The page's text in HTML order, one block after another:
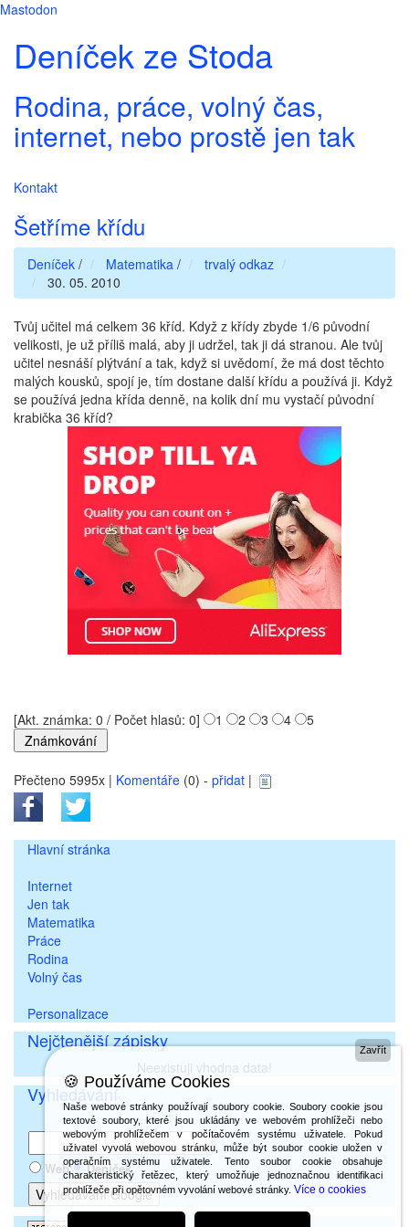
Mastodon
Deníček ze Stoda
Rodina, práce, volný čas,
internet, nebo prostě jen tak
Kontakt
Šetříme křídu
Deníček / Matematika /
trvalý odkaz
30. 05. 2010
Tvůj učitel má celkem 36 kříd. Když z křídy zbyde 1/6 původní
velikosti, je už příliš malá, aby ji udržel, tak ji dá stranou. Ale tvůj
učitel nesnáší plýtvání a tak, když si uvědomí, že má dost těchto
malých kousků, spojí je, tím dostane další křídu a používá ji. Když
se používá jedna křída denně, na kolik dní mu vystačí původní
krabička 36 kříd?
[Akt. známka: 0 / Počet hlasů: 0] 1 2 3 4 5
Přečteno 5995x | Komentáře (0) - přidat |
Hlavní stránka
Internet
Jen tak
Matematika
Práce
Rodina
Volný čas
Personalizace
Nejčtenější zápisky
Neexistuji vhodna data!
Vyhledávání
Web Deníček
Zavřít
🍪 Používáme Cookies
Naše webové stránky používají soubory cookie. Soubory cookie jsou
textové soubory, které jsou ukládány ve webovém prohlížeči nebo
webovým prohlížečem v počítačovém systému uživatele. Pokud
uživatel vyvolá webovou stránku, může být soubor cookie uložen v
operačním systému uživatele. Tento soubor cookie obsahuje
charakteristický řetězec, který umožňuje jednoznačnou identifikaci
prohlížeče při opětovném vyvolání webové stránky.Více o cookies